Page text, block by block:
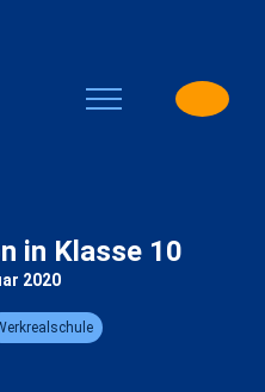
in Klasse 10
2020